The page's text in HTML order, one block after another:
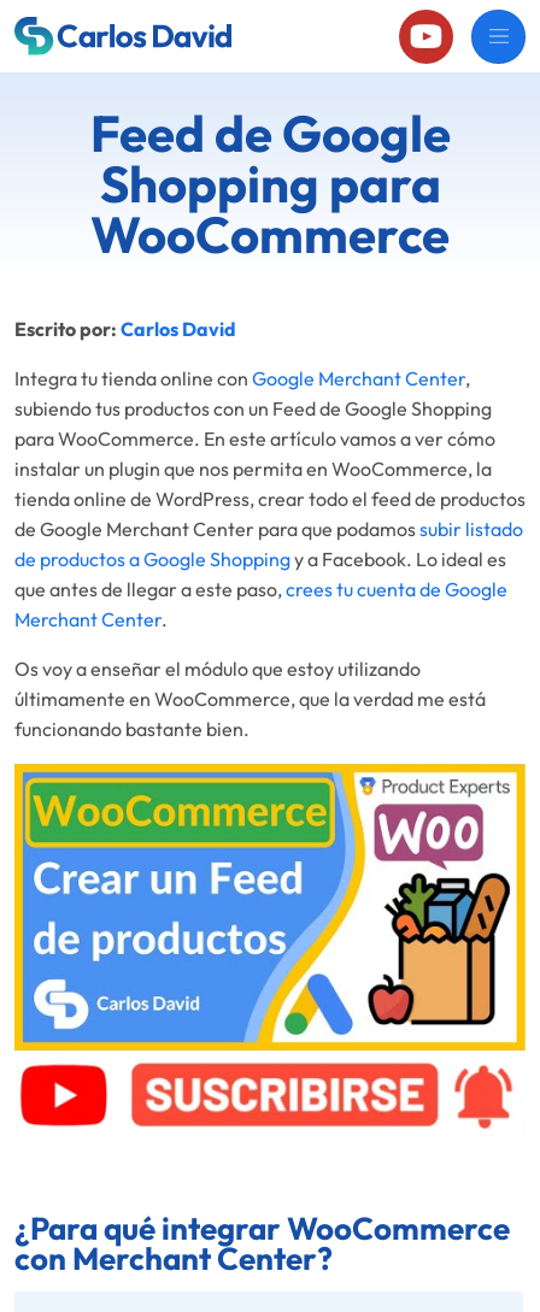
Feed de Google
Shopping para
WooCommerce
Escrito por: Carlos David
Integra tu tienda online con Google Merchant Center,
subiendo tus productos con un Feed de Google Shopping
para WooCommerce. En este artículo vamos a ver cómo
instalar un plugin que nos permita en WooCommerce, la
tienda online de WordPress, crear todo el feed de productos
de Google Merchant Center para que podamossubir listado
de productos a Google Shoppingy a Facebook. Lo ideal es
que antes de llegar a este paso,crees tu cuenta de Google
Merchant Center.
Os voy a enseñar el módulo que estoy utilizando
últimamente en WooCommerce, que la verdad me está
funcionando bastante bien.
¿Para qué integrar WooCommerce
con Merchant Center?